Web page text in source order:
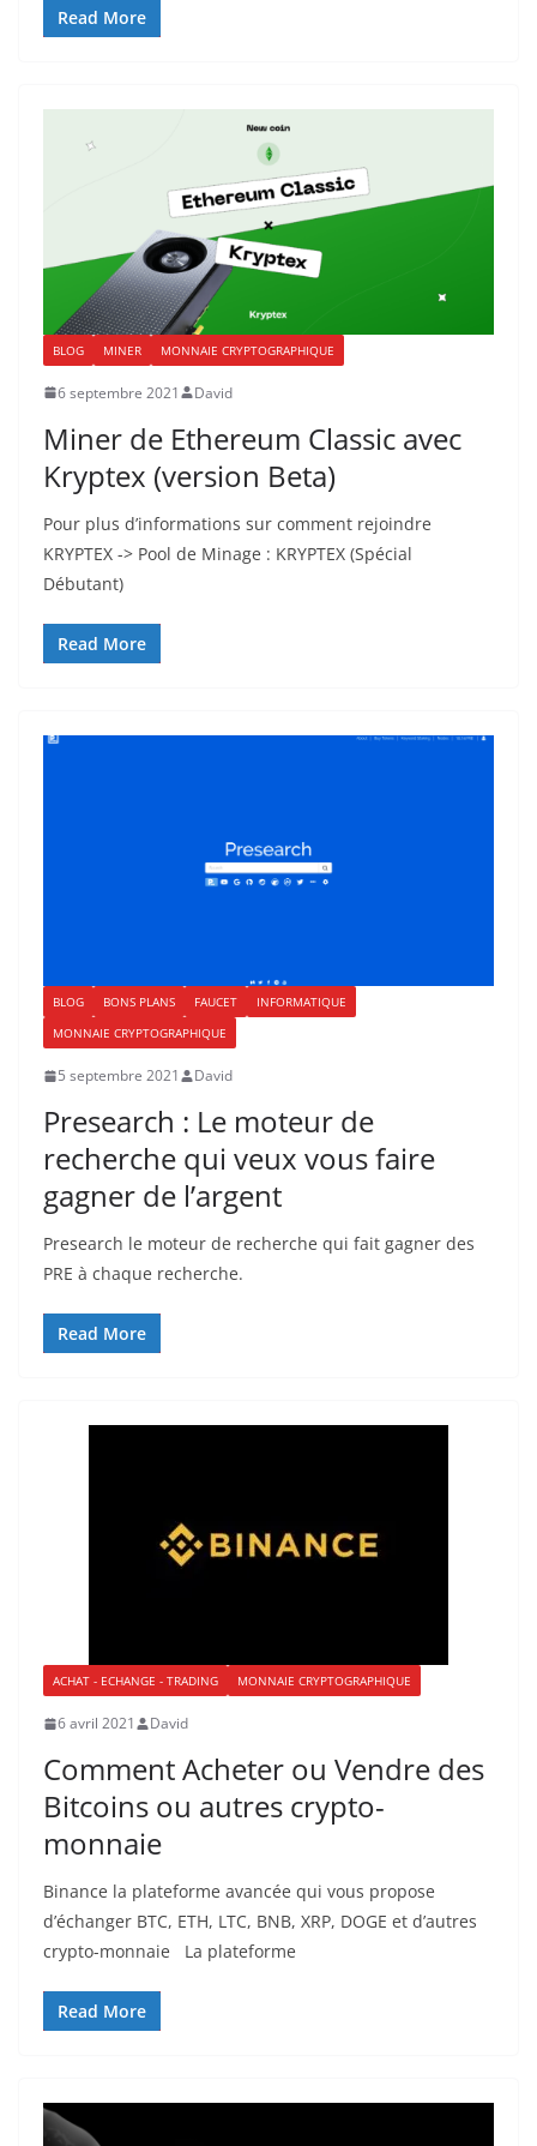
Read More
BLOG MINER MONNAIE CRYPTOGRAPHIQUE
6 septembre 2021 David
Miner de Ethereum Classic avec
Kryptex (version Beta)
Pour plus d’informations sur comment rejoindre
KRYPTEX -> Pool de Minage : KRYPTEX (Spécial
Débutant)
Read More
BLOG BONS PLANS FAUCET
INFORMATIQUE
MONNAIE CRYPTOGRAPHIQUE
5 septembre 2021 David
Presearch : Le moteur de
recherche qui veux vous faire
gagner de l’argent
Presearch le moteur de recherche qui fait gagner des
PRE à chaque recherche.
Read More
ACHAT - ECHANGE - TRADING MONNAIE CRYPTOGRAPHIQUE
6 avril 2021 David
Comment Acheter ou Vendre des
Bitcoins ou autres crypto-
monnaie
Binance la plateforme avancée qui vous propose
d’échanger BTC, ETH, LTC, BNB, XRP, DOGE et d’autres
crypto-monnaie La plateforme
Read More